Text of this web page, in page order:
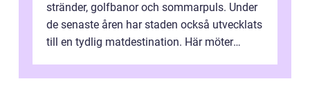
stränder, golfbanor och sommarpuls. Under
de senaste åren har staden också utvecklats
till en tydlig matdestination. Här möter